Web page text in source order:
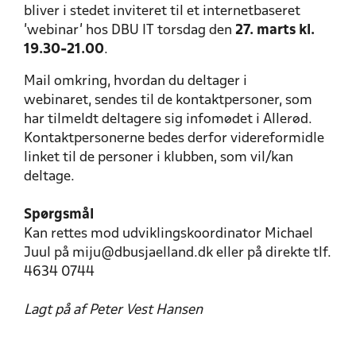
bliver i stedet inviteret til et internetbaseret
'webinar' hos DBU IT torsdag den 27. marts kl.
19.30-21.00.
Mail omkring, hvordan du deltager i
webinaret, sendes til de kontaktpersoner, som
har tilmeldt deltagere sig infomødet i Allerød.
Kontaktpersonerne bedes derfor videreformidle
linket til de personer i klubben, som vil/kan
deltage.
Spørgsmål
Kan rettes mod udviklingskoordinator Michael
Juul på miju@dbusjaelland.dk eller på direkte tlf.
4634 0744
Lagt på af Peter Vest Hansen